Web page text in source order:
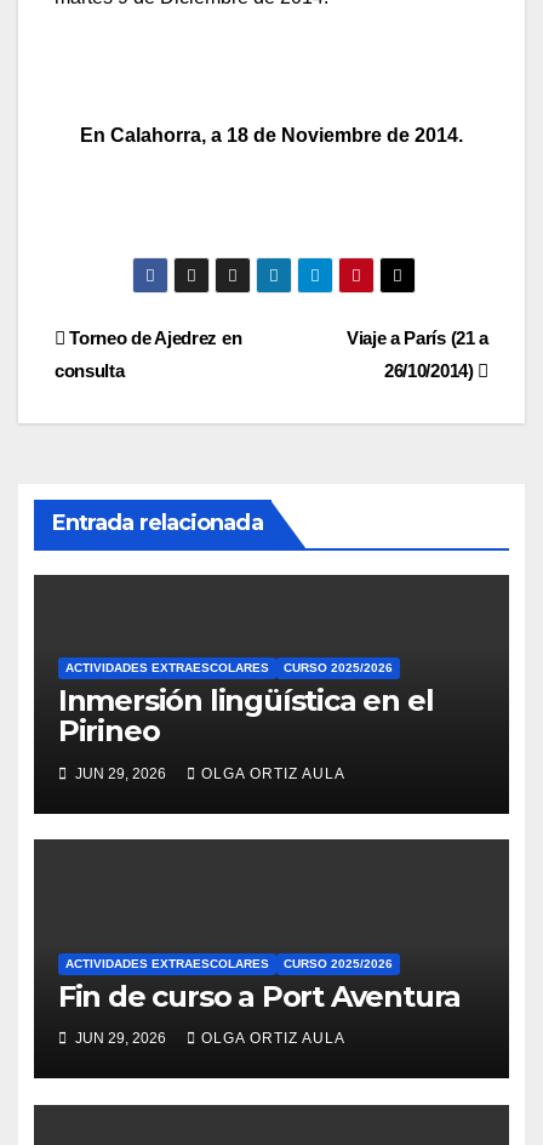
En Calahorra, a 18 de Noviembre de 2014.
Navegación
Viaje a París (21 a
26/10/2014)
Torneo de Ajedrez en
consulta
Entrada relacionada
ACTIVIDADES EXTRAESCOLARES CURSO 2025/2026
Inmersión lingüística en el
Pirineo
JUN 29, 2026 OLGA ORTIZ AULA
ACTIVIDADES EXTRAESCOLARES CURSO 2025/2026
Fin de curso a Port Aventura
JUN 29, 2026 OLGA ORTIZ AULA